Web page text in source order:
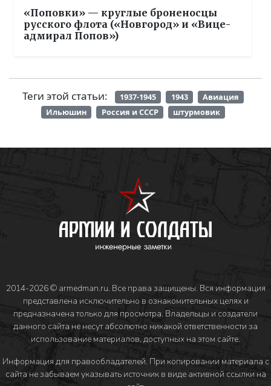
«Поповки» — круглые броненосцы
русского флота («Новгород» и «Вице-
адмирал Попов»)
Теги этой статьи: 1937-1945 1943
Авиация
Ильюшин
Россия и СССР штурмовик
2014-2026 © armedman.ru. Все права защищены. Вся информация
представлена исключительно в ознакомительных целях и
предназначена только для просмотра. Владельцы и создатели
данного сайта не несут абсолютно никакой ответственности за
использование материалов, доступных на этом сайте.
Информация для правообладателей. При копировании материала с
сайта не забываем указывать источник в виде активной ссылки на